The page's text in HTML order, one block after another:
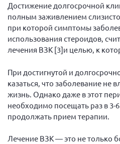
Архангельская область
Брянская область
Владимирская область
Волгоградская область
Воронежская область
Ивановская область
Калининградская область
Кемеровская область
Кировская область
Достижение долгосрочной
полным заживлением
при которой симптомы
использования стероидов,
лечения ВЗК [3]и целью, к
При достигнутой и
казаться, что заболевание не
жизнь. Однако даже в этот
необходимо посещать раз в 3-
продолжать прием терапии.
Лечение ВЗК — это не только